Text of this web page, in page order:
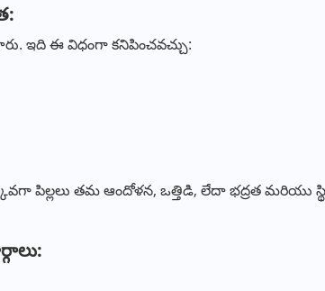
ఇది ఈ విధంగా కనిపించవచ్చు:
పిల్లలు తమ ఆందోళన, ఒత్తిడి, లేదా భద్రత